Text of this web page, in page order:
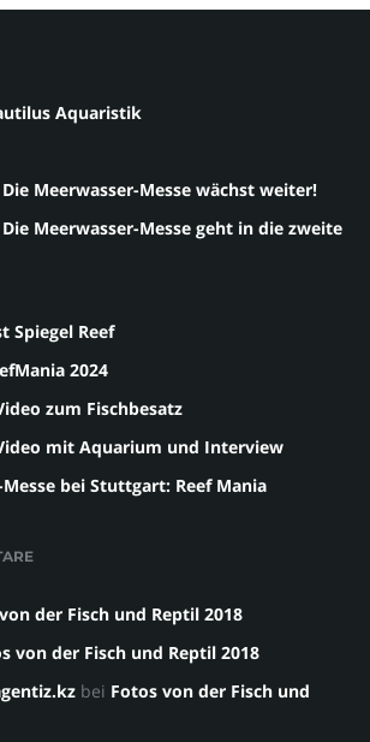
Aquaristik
Die Meerwasser-Messe wächst weiter!
Die Meerwasser-Messe geht in die zweite
Spiegel Reef
2024
zum Fischbesatz
Video mit Aquarium und Interview
bei Stuttgart: Reef Mania
der Fisch und Reptil 2018
von der Fisch und Reptil 2018
bei Fotos von der Fisch und